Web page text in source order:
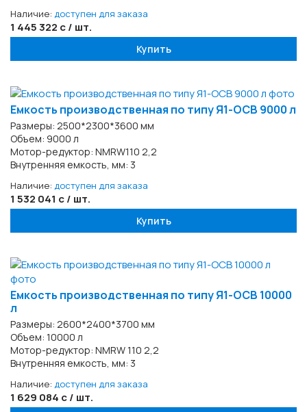
Наличие: доступен для заказа
1 445 322 с / шт.
Купить
Емкость производственная по типу Я1-ОСВ 9000 л
Размеры: 2500*2300*3600 мм
Объем: 9000 л
Мотор-редуктор: NMRW110 2,2
Внутренняя емкость, мм: 3
Наличие: доступен для заказа
1 532 041 с / шт.
Купить
Емкость производственная по типу Я1-ОСВ 10000
л
Размеры: 2600*2400*3700 мм
Объем: 10000 л
Мотор-редуктор: NMRW 110 2,2
Внутренняя емкость, мм: 3
Наличие: доступен для заказа
1 629 084 с / шт.